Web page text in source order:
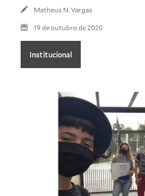
Matheus N. Vargas
19 de outubro de 2020
Institucional